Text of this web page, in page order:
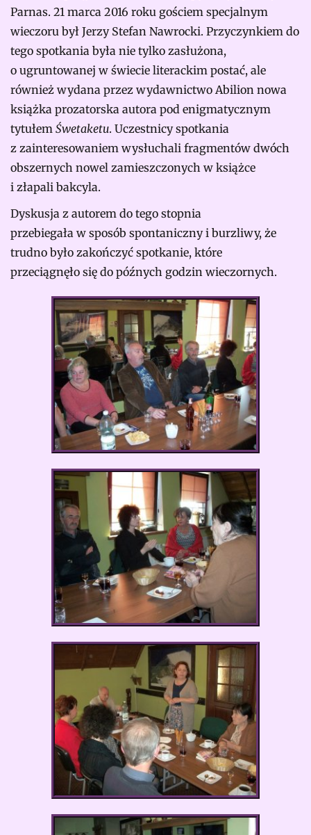
Parnas. 21 marca 2016 roku gościem specjalnym
wieczoru był Jerzy Stefan Nawrocki. Przyczynkiem do
tego spotkania była nie tylko zasłużona,
o ugruntowanej w świecie literackim postać, ale
również wydana przez wydawnictwo Abilion nowa
książka prozatorska autora pod enigmatycznym
tytułem Śwetaketu. Uczestnicy spotkania
z zainteresowaniem wysłuchali fragmentów dwóch
obszernych nowel zamieszczonych w książce
i złapali bakcyla.
Dyskusja z autorem do tego stopnia
przebiegała w sposób spontaniczny i burzliwy, że
trudno było zakończyć spotkanie, które
przeciągnęło się do późnych godzin wieczornych.